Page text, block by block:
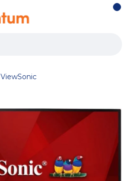
ViewSonic